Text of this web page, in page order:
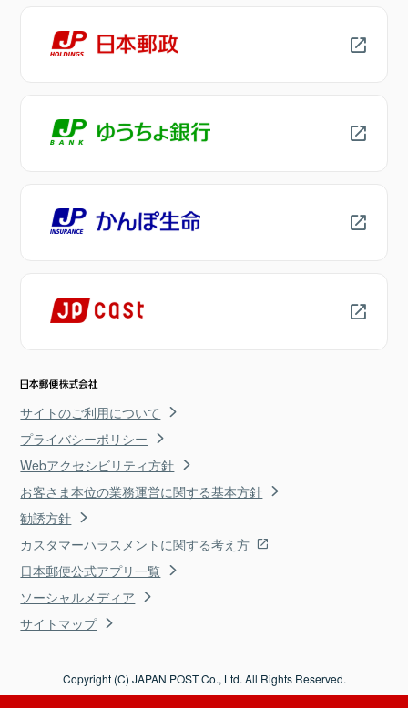
サイトのご利用について
プライバシーポリシー
Webアクセシビリティ方針
お客さま本位の業務運営に関する基本方針
勧誘方針
カスタマーハラスメントに関する考え方
日本郵便公式アプリ一覧
ソーシャルメディア
サイトマップ
Copyright (C) JAPAN POST Co., Ltd. All Rights Reserved.